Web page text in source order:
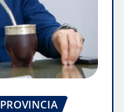
PROVINCIA